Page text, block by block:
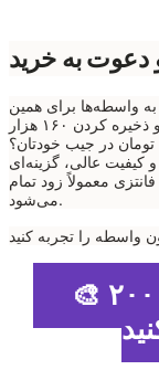
دعوت به خرید
به واسطه‌ها برای همین
در "کف بازار" و ذخیره کردن ۱۶۰ هزار
تومان در جیب خودتان؟
عالی، گزینه‌ای
معمولاً زود تمام
می‌شود.
🎨 افزودن به سبد خرید (۲۰۰,۰۰۰